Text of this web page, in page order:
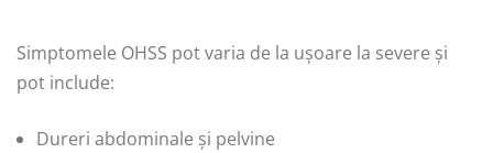
Simptomele OHSS pot varia de la ușoare la severe și
pot include:
Dureri abdominale și pelvine